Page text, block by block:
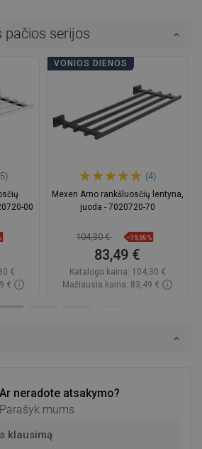
Ar neradote atsakymo?
Parašyk mums
klausimą
pačios serijos
00
€
€
VONIOS DIENOS
(4)
Mexen Arno rankšluosčių lentyna,
juoda - 7020720-70
104,30 € −19,95%
83,49 €
Katalogo kaina: 104,30 €
Mažiausia kaina: 83,49 €